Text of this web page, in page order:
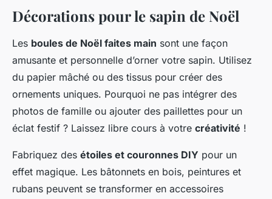
Décorations pour le sapin de Noël
Les boules de Noël faites main sont une façon
amusante et personnelle d’orner votre sapin. Utilisez
du papier mâché ou des tissus pour créer des
ornements uniques. Pourquoi ne pas intégrer des
photos de famille ou ajouter des paillettes pour un
éclat festif ? Laissez libre cours à votre créativité !
Fabriquez des étoiles et couronnes DIY pour un
effet magique. Les bâtonnets en bois, peintures et
rubans peuvent se transformer en accessoires